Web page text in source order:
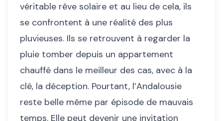
véritable rêve solaire et au lieu de cela, ils
se confrontent à une réalité des plus
pluvieuses. Ils se retrouvent à regarder la
pluie tomber depuis un appartement
chauffé dans le meilleur des cas, avec à la
clé, la déception. Pourtant, l’Andalousie
reste belle même par épisode de mauvais
temps. Elle peut devenir une invitation